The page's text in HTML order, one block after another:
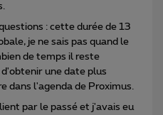
: cette durée de 13
je ne sais pas quand le
de temps il reste
une date plus
dans l'agenda de Proximus.
par le passé et j'avais eu